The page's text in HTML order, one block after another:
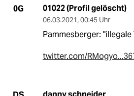
0G 01022 (Profil gelöscht)
06.03.2021, 00:45 Uhr
Pammesberger:
twitter.com/